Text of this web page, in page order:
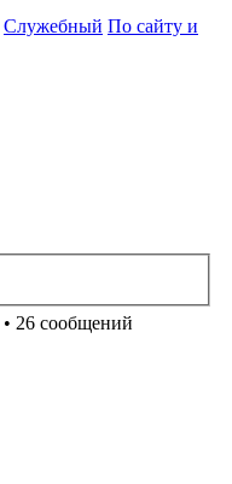
Служебный По сайту и
• 26 сообщений